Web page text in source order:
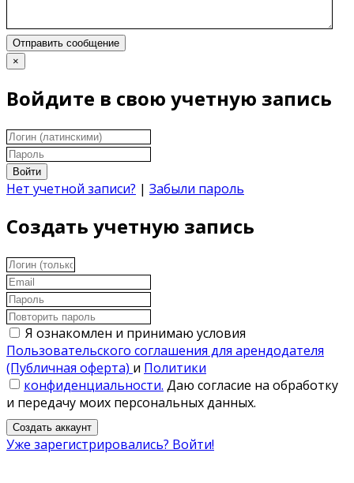
Отправить сообщение
×
Войдите в свою учетную запись
Войти
Нет учетной записи? | Забыли пароль
Создать учетную запись
Я ознакомлен и принимаю условия
Пользовательского соглашения для арендодателя
(Публичная оферта) и Политики
конфиденциальности. Даю согласие на обработку
и передачу моих персональных данных.
Создать аккаунт
Уже зарегистрировались? Войти!